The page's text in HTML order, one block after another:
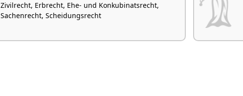
Zivilrecht, Erbrecht, Ehe- und Konkubinatsrecht,
Sachenrecht, Scheidungsrecht